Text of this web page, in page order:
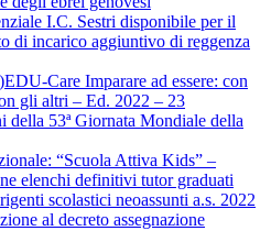
I.C. Sestri disponibile per il
di incarico aggiuntivo di reggenza
Care Imparare ad essere: con
gli altri – Ed. 2022 – 23
della 53ª Giornata Mondiale della
“Scuola Attiva Kids” –
elenchi definitivi tutor graduati
scolastici neoassunti a.s. 2022
al decreto assegnazione